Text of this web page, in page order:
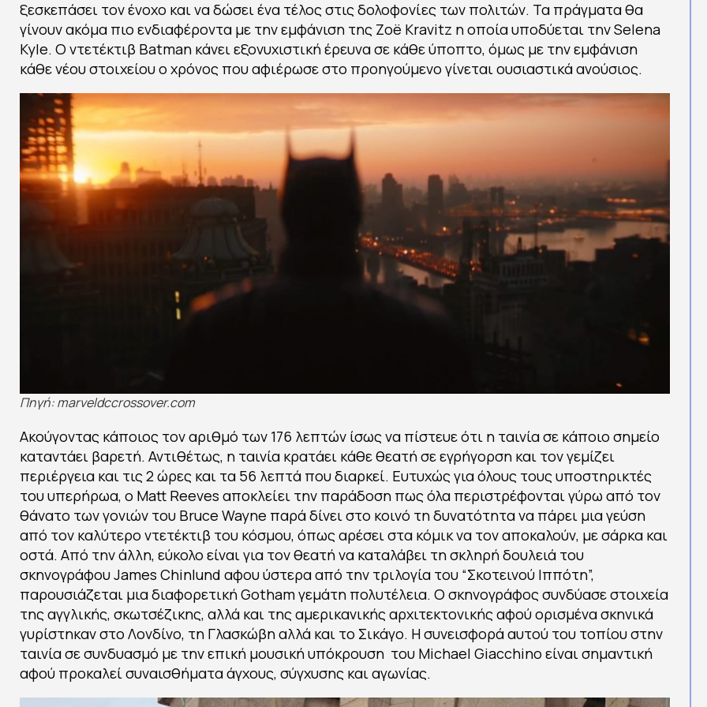
ξεσκεπάσει τον ένοχο και να δώσει ένα τέλος στις δολοφονίες των πολιτών. Τα πράγματα θα
γίνουν ακόμα πιο ενδιαφέροντα με την εμφάνιση της Zoë Kravitz η οποία υποδύεται την Selena
Kyle. Ο ντετέκτιβ Batman κάνει εξονυχιστική έρευνα σε κάθε ύποπτο, όμως με την εμφάνιση
κάθε νέου στοιχείου ο χρόνος που αφιέρωσε στο προηγούμενο γίνεται ουσιαστικά ανούσιος.
Πηγή: marveldccrossover.com
Ακούγοντας κάποιος τον αριθμό των 176 λεπτών ίσως να πίστευε ότι η ταινία σε κάποιο σημείο
καταντάει βαρετή. Αντιθέτως, η ταινία κρατάει κάθε θεατή σε εγρήγορση και τον γεμίζει
περιέργεια και τις 2 ώρες και τα 56 λεπτά που διαρκεί. Ευτυχώς για όλους τους υποστηρικτές
του υπερήρωα, ο Matt Reeves αποκλείει την παράδοση πως όλα περιστρέφονται γύρω από τον
θάνατο των γονιών του Bruce Wayne παρά δίνει στο κοινό τη δυνατότητα να πάρει μια γεύση
από τoν καλύτερο ντετέκτιβ του κόσμου, όπως αρέσει στα κόμικ να τον αποκαλούν, με σάρκα και
οστά. Από την άλλη, εύκολο είναι για τον θεατή να καταλάβει τη σκληρή δουλειά του
σκηνογράφου James Chinlund αφου ύστερα από την τριλογία του “Σκοτεινού Ιππότη”,
παρουσιάζεται μια διαφορετική Gotham γεμάτη πολυτέλεια. Ο σκηνογράφος συνδύασε στοιχεία
της αγγλικής, σκωτσέζικης, αλλά και της αμερικανικής αρχιτεκτονικής αφού ορισμένα σκηνικά
γυρίστηκαν στο Λονδίνο, τη Γλασκώβη αλλά και το Σικάγο. Η συνεισφορά αυτού του τοπίου στην
ταινία σε συνδυασμό με την επική μουσική υπόκρουση του Michael Giacchino είναι σημαντική
αφού προκαλεί συναισθήματα άγχους, σύγχυσης και αγωνίας.